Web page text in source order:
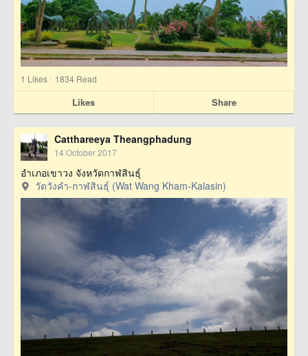
1 Likes · 1834 Read
Likes Share
Catthareeya Theangphadung
14 October 2017
อำเภอเขาวง จังหวัดกาฬสินธุ์
วัดวังคำ-กาฬสินธุ์ (Wat Wang Kham-Kalasin)